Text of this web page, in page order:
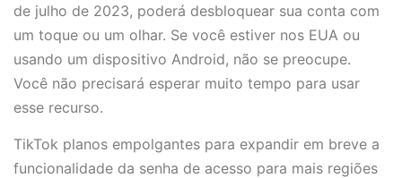
de julho de 2023, poderá desbloquear sua conta com
um toque ou um olhar. Se você estiver nos EUA ou
usando um dispositivo Android, não se preocupe.
Você não precisará esperar muito tempo para usar
esse recurso.
TikTok planos empolgantes para expandir em breve a
funcionalidade da senha de acesso para mais regiões